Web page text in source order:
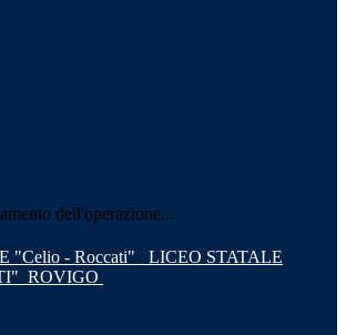
dell'operazione...
LICEO STATALE
ROVIGO